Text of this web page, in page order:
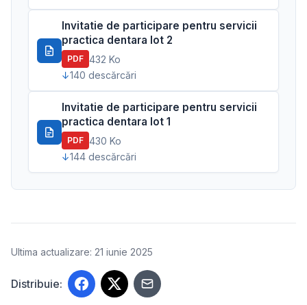
Invitatie de participare pentru servicii
practica dentara lot 2
PDF 432 Ko
140 descărcări
Invitatie de participare pentru servicii
practica dentara lot 1
PDF 430 Ko
144 descărcări
Ultima actualizare: 21 iunie 2025
Distribuie: